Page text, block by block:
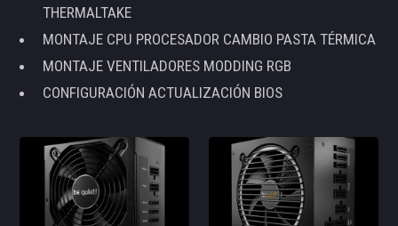
THERMALTAKE
MONTAJE CPU PROCESADOR CAMBIO PASTA TÉRMICA
MONTAJE VENTILADORES MODDING RGB
CONFIGURACIÓN ACTUALIZACIÓN BIOS